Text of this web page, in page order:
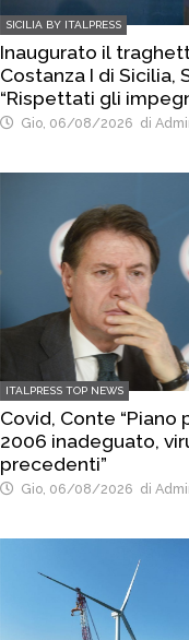
SICILIA BY ITALPRESS
Inaugurato il
Costanza I di Sicilia,
“Rispettati gli
Gio, 06/08/2026 di
ITALPRESS TOP NEWS
Covid, Conte “Piano
2006 inadeguato,
precedenti”
Gio, 06/08/2026 di